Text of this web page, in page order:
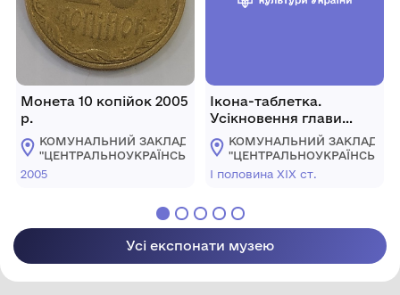
Монета 10 копійок 2005
р.
КОМУНАЛЬНИЙ ЗАКЛАД
"ЦЕНТРАЛЬНОУКРАЇНСЬКИЙ
ОБЛАСНИЙ КРАЄЗНАВЧИЙ
2005
Ікона-таблетка.
Усікновення глави
Іоанна Предтечі
КОМУНАЛЬНИЙ ЗАКЛАД
"ЦЕНТРАЛЬНОУКРАЇНСЬКИЙ
ОБЛАСНИЙ КРАЄЗНАВЧИЙ
І половина ХІХ ст.
Усі експонати музею